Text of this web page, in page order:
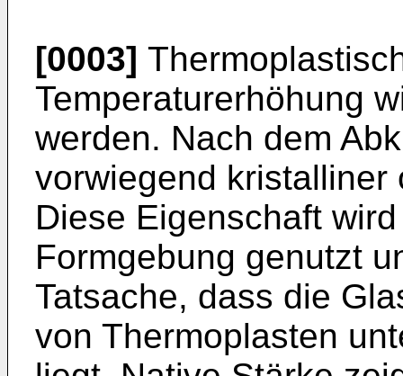
[0003]
Temperaturerhöhung
werden. Nach dem
vorwiegend kristalliner
Diese Eigenschaft
Formgebung genutzt
Tatsache, dass die
von Thermoplasten